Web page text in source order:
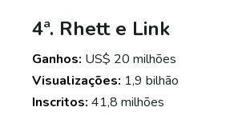
4ª. Rhett e Link
Ganhos: US$ 20 milhões
Visualizações: 1,9 bilhão
Inscritos: 41,8 milhões